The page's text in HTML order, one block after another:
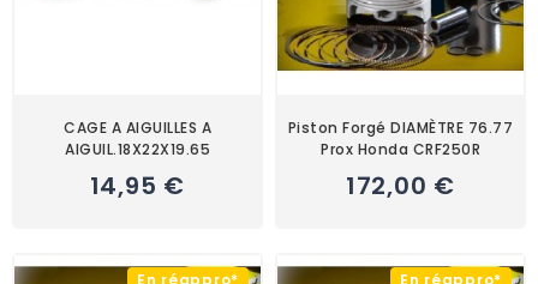
CAGE A AIGUILLES A
AIGUIL.18X22X19.65
14,95 €
Piston Forgé DIAMÈTRE 76.77
Prox Honda CRF250R
172,00 €
En réappro* En réappro*